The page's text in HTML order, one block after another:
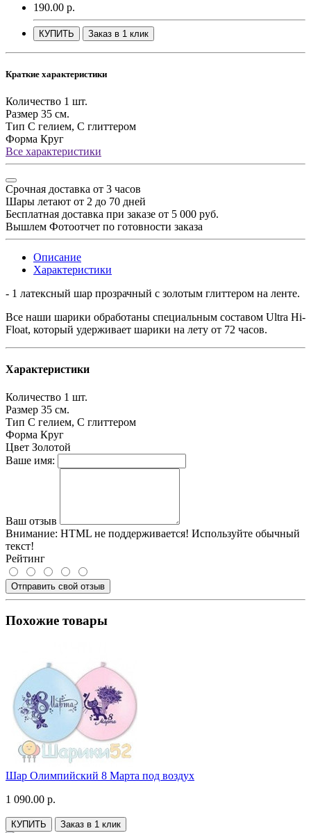
190.00 р.
КУПИТЬ Заказ в 1 клик
Краткие характеристики
Количество 1 шт.
Размер 35 см.
Тип С гелием, С глиттером
Форма Круг
Все характеристики
Срочная доставка от 3 часов
Шары летают от 2 до 70 дней
Бесплатная доставка при заказе от 5 000 руб.
Вышлем Фотоотчет по готовности заказа
Описание
Характеристики
- 1 латексный шар прозрачный с золотым глиттером на ленте.
Все наши шарики обработаны специальным составом Ultra Hi-
Float, который удерживает шарики на лету от 72 часов.
Характеристики
Количество 1 шт.
Размер 35 см.
Тип С гелием, С глиттером
Форма Круг
Цвет Золотой
Ваше имя:
Ваш отзыв
Внимание: HTML не поддерживается! Используйте обычный
текст!
Рейтинг
Отправить свой отзыв
Похожие товары
Шар Олимпийский 8 Марта под воздух
1 090.00 р.
КУПИТЬ Заказ в 1 клик